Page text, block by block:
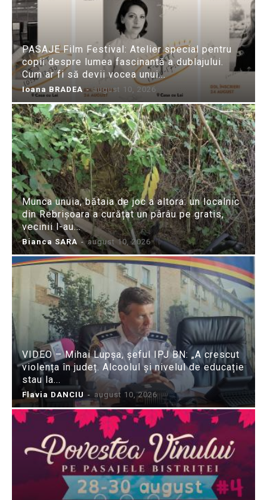
PASAJE Film Festival: Atelier special pentru
copii despre lumea fascinantă a dublajului.
Cum ar fi să devii vocea unui...
Ioana BRADEA - august 10, 2026
Munca unuia, bătaia de joc a altora: un localnic
din Rebrișoara a curățat un pârâu pe gratis,
vecinii l-au...
Bianca SARA - august 10, 2026
VIDEO – Mihai Lupșa, șeful IPJ BN: „A crescut
violența în județ. Alcoolul și nivelul de educație
stau la...
Flavia DANCIU - august 10, 2026